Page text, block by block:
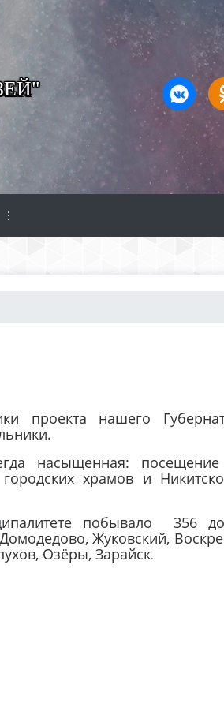
⋮
проекта нашего
насыщенная: посещение
храмов и
побывало 356
Жуковский,
Озёры, Зарайск.